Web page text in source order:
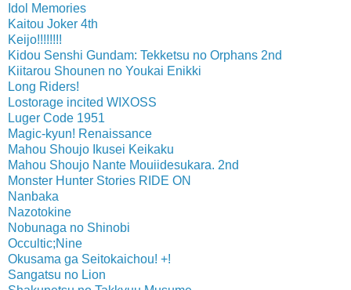
Idol Memories
Kaitou Joker 4th
Keijo!!!!!!!!
Kidou Senshi Gundam: Tekketsu no Orphans 2nd
Kiitarou Shounen no Youkai Enikki
Long Riders!
Lostorage incited WIXOSS
Luger Code 1951
Magic-kyun! Renaissance
Mahou Shoujo Ikusei Keikaku
Mahou Shoujo Nante Mouiidesukara. 2nd
Monster Hunter Stories RIDE ON
Nanbaka
Nazotokine
Nobunaga no Shinobi
Occultic;Nine
Okusama ga Seitokaichou! +!
Sangatsu no Lion